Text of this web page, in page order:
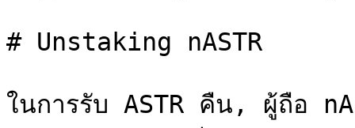
# Unstaking nASTR
ในการรับ ASTR คืน, ผู้ถือ